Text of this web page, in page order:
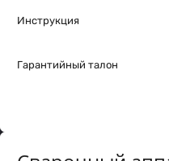
Инструкция
Гарантийный талон